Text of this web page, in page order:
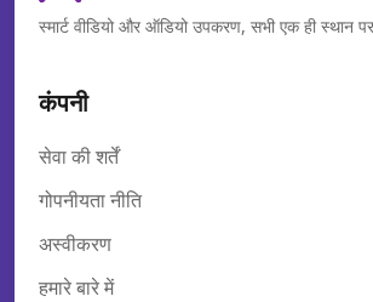
स्मार्ट वीडियो और ऑडियो उपकरण, सभी एक ही स्थान
कंपनी
सेवा की शर्तें
गोपनीयता नीति
अस्वीकरण
हमारे बारे में